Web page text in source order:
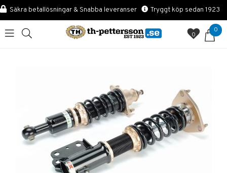
Säkra betallösningar & Snabba leveranser Tryggt köp sedan 1923
0
0